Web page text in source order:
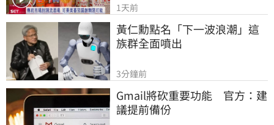
1天前
黃仁勳點名「下一波浪潮」這
族群全面噴出
3分鐘前
Gmail將砍重要功能　官方：建
議提前備份